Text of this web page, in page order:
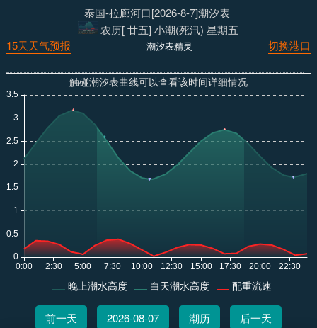
泰国-拉廊河口[2026-8-7]潮汐表
农历[ 廿五] 小潮(死汛) 星期五
切换港口
潮汐表精灵
15天天气预报
触碰潮汐表曲线可以查看该时间详细情况
晚上潮水高度 白天潮水高度 配重流速
前一天 2026-08-07 潮历 后一天